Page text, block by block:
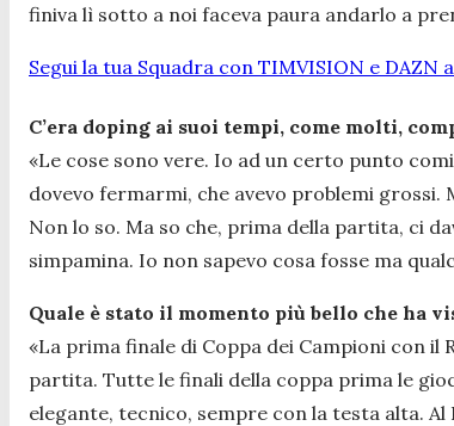
finiva lì sotto a noi faceva paura andarlo a
Segui la tua Squadra con TIMVISION e DAZN
C’era doping ai suoi tempi, come molti,
«Le cose sono vere. Io ad un certo punto
dovevo fermarmi, che avevo problemi grossi.
Non lo so. Ma so che, prima della partita, ci
simpamina. Io non sapevo cosa fosse ma
Quale è stato il momento più bello che ha
«La prima finale di Coppa dei Campioni con il
partita. Tutte le finali della coppa prima le
elegante, tecnico, sempre con la testa alta.